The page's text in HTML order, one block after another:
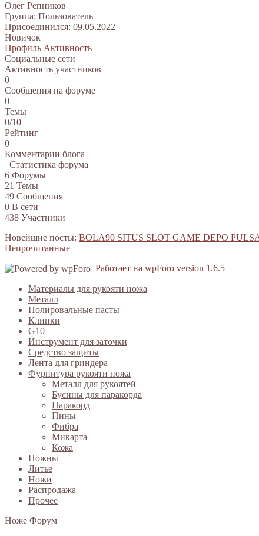
Олег Репников
Группа: Пользователь
Присоединился: 09.05.2022
Новичок
Профиль Активность
Социальные сети
Активность участников
0
Сообщения на форуме
0
Темы
0/10
Рейтинг
0
Комментарии блога
Статистика форума
6 Форумы
21 Темы
49 Сообщения
0 В сети
438 Участники
Новейшие посты: BOLA90 SITUS SLOT GAME DEPO
Непрочитанные
Работает на wpForo version 1.6.5
Материалы для рукояти ножа
Металл
Полировальные пасты
Клинки
G10
Инструмент для заточки
Средство защиты
Лента для гриндера
Фурнитура рукояти ножа
Металл для рукоятей
Бусины для паракорда
Паракорд
Пины
Фибра
Микарта
Кожа
Ножны
Литье
Ножи
Распродажа
Прочее
Ноже Форум